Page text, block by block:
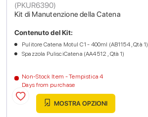
Kit di Manutenzione della Catena
(PKUR6390)
Non-Stock Item - Tempistica 4
Days from purchase
Contenuto del Kit:
Pulitore Catena Motul C1 - 400ml (AB1154 , Qtà 1)
Spazzola PulisciCatena (AA4512 , Qtà 1)
MOSTRA OPZIONI